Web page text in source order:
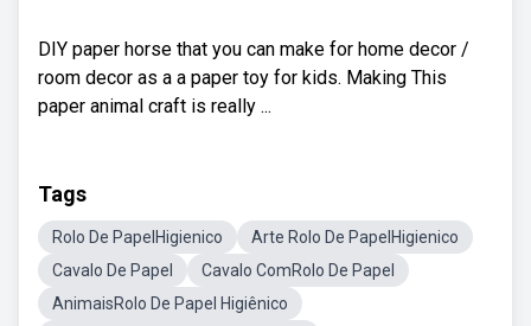
DIY paper horse that you can make for home decor /
room decor as a a paper toy for kids. Making This
paper animal craft is really ...
Tags
Rolo De PapelHigienico
Arte Rolo De PapelHigienico
Cavalo De Papel
Cavalo ComRolo De Papel
AnimaisRolo De Papel Higiênico